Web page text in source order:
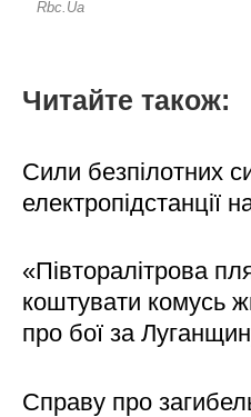
Читайте також:
Сили безпілотних
електропідстанції
«Півторалітрова
коштувати комусь
про бої за
Справу про